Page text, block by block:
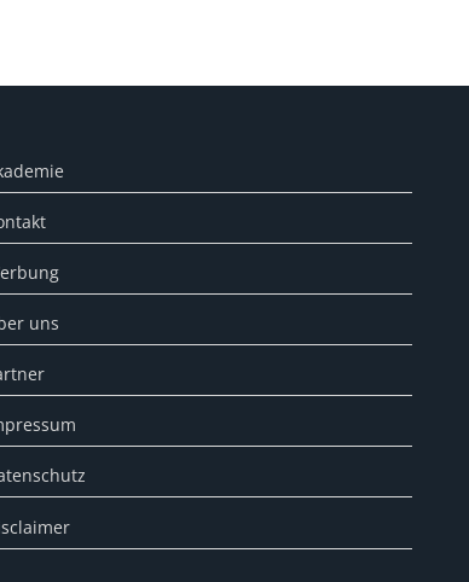
uns